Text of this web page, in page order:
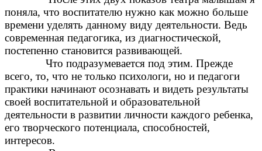
поняла, что воспитателю нужно как можно больше
времени уделять данному виду деятельности. Ведь
современная педагогика, из диагностической,
постепенно становится развивающей.
Что подразумевается под этим. Прежде
всего, то, что не только психологи, но и педагоги
практики начинают осознавать и видеть результаты
своей воспитательной и образовательной
деятельности в развитии личности каждого ребенка,
его творческого потенциала, способностей,
интересов.